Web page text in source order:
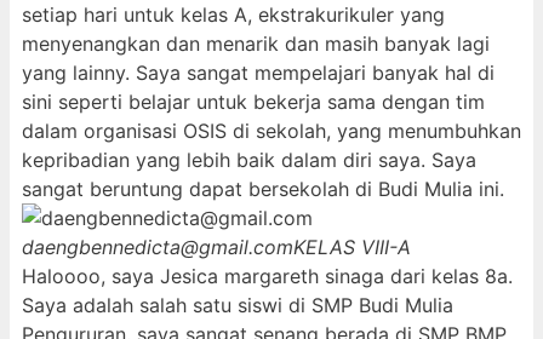
setiap hari untuk kelas A, ekstrakurikuler yang
menyenangkan dan menarik dan masih banyak lagi
yang lainny. Saya sangat mempelajari banyak hal di
sini seperti belajar untuk bekerja sama dengan tim
dalam organisasi OSIS di sekolah, yang menumbuhkan
kepribadian yang lebih baik dalam diri saya. Saya
sangat beruntung dapat bersekolah di Budi Mulia ini.
daengbennedicta@gmail.comKELAS VIII-A
Haloooo, saya Jesica margareth sinaga dari kelas 8a.
Saya adalah salah satu siswi di SMP Budi Mulia
Pengururan, saya sangat senang berada di SMP BMP